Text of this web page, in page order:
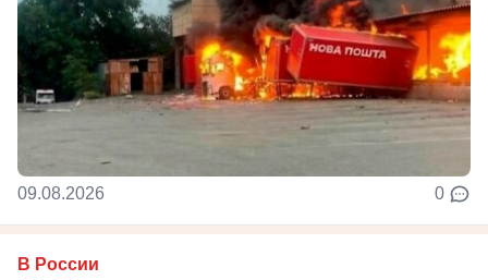
09.08.2026 0
В России